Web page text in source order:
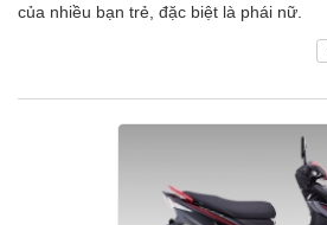
của nhiều bạn trẻ, đặc biệt là phái nữ.